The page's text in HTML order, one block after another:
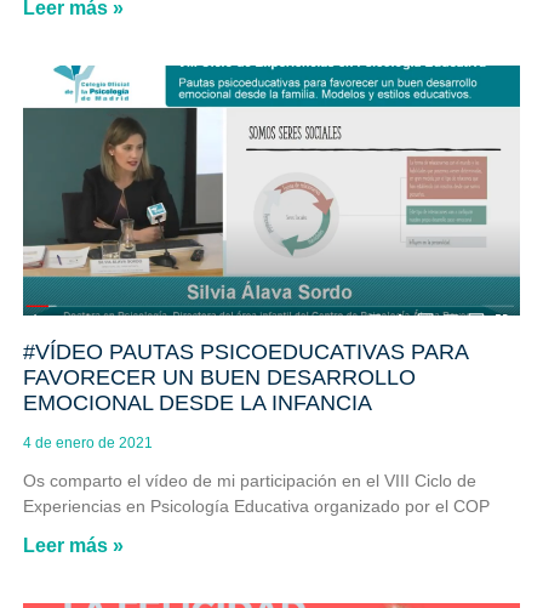
Leer más »
#VÍDEO PAUTAS PSICOEDUCATIVAS PARA
FAVORECER UN BUEN DESARROLLO
EMOCIONAL DESDE LA INFANCIA
4 de enero de 2021
Os comparto el vídeo de mi participación en el VIII Ciclo de
Experiencias en Psicología Educativa organizado por el COP
Leer más »